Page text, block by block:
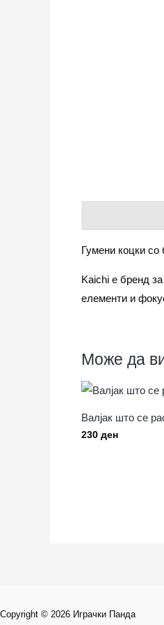
Гумени коцки со
Kaichi е бренд
елементи и
Може да
Валјак што се
230 ден
Copyright © 2026 Играчки Панда